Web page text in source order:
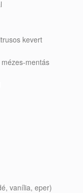
kevert
mentás
vanília, eper)